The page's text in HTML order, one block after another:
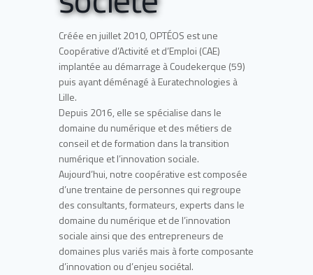
Créée en juillet 2010, OPTÉOS est une
Coopérative d’Activité et d’Emploi (CAE)
implantée au démarrage à Coudekerque (59)
puis ayant déménagé à Euratechnologies à
Lille.
Depuis 2016, elle se spécialise dans le
domaine du numérique et des métiers de
conseil et de formation dans la transition
numérique et l’innovation sociale.
Aujourd’hui, notre coopérative est composée
d’une trentaine de personnes qui regroupe
des consultants, formateurs, experts dans le
domaine du numérique et de l’innovation
sociale ainsi que des entrepreneurs de
domaines plus variés mais à forte composante
d’innovation ou d’enjeu sociétal.